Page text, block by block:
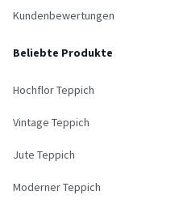
Kundenbewertungen
Beliebte Produkte
Hochflor Teppich
Vintage Teppich
Jute Teppich
Moderner Teppich